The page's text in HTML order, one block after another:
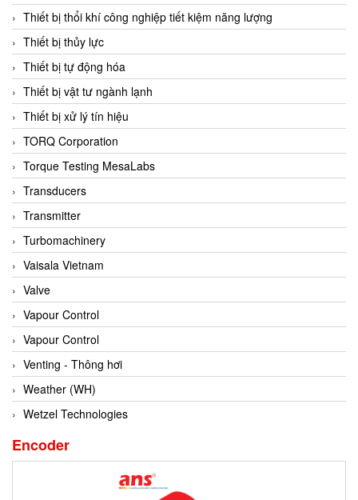
Cofimco
Coltraco
Comat Releco
Comax
COMETECH VietNam
COMFILE Technology
Conch
Conductix/ WAMPFLER
Contrec
Contrinex
Control Solution Minesota
Copeland
Cortem
Cosa Xentaur
Cosil
Coulton
Crouzet
Crowcon
Crutec Dust Zero Vietnam
Thiết bị thổi khí công nghiệp tiết kiệm năng lượng
Thiết bị thủy lực
Thiết bị tự động hóa
Thiết bị vật tư ngành lạnh
Thiết bị xử lý tín hiệu
TORQ Corporation
Torque Testing MesaLabs
Transducers
Transmitter
Turbomachinery
Vaisala Vietnam
Valve
Vapour Control
Vapour Control
Venting - Thông hơi
Weather (WH)
Wetzel Technologies
Encoder